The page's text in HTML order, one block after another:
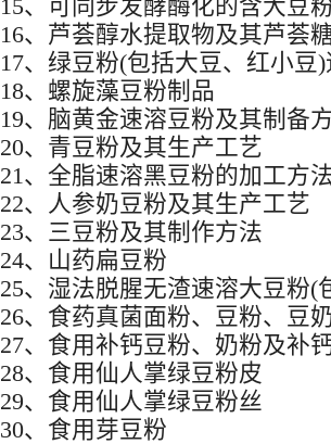
15、可同步发酵酶化的含大豆
16、芦荟醇水提取物及其芦荟
17、绿豆粉(包括大豆、红小豆
18、螺旋藻豆粉制品
19、脑黄金速溶豆粉及其制备
20、青豆粉及其生产工艺
21、全脂速溶黑豆粉的加工方
22、人参奶豆粉及其生产工艺
23、三豆粉及其制作方法
24、山药扁豆粉
25、湿法脱腥无渣速溶大豆粉
26、食药真菌面粉、豆粉、豆
27、食用补钙豆粉、奶粉及补
28、食用仙人掌绿豆粉皮
29、食用仙人掌绿豆粉丝
30、食用芽豆粉